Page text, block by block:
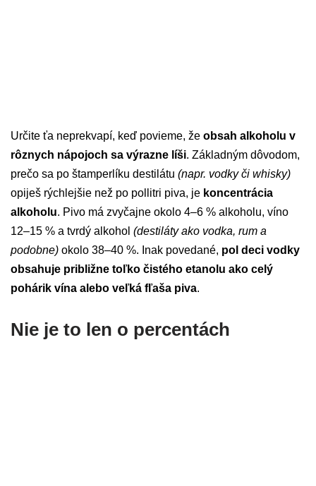
Určite ťa neprekvapí, keď povieme, že obsah alkoholu v
rôznych nápojoch sa výrazne líši. Základným dôvodom,
prečo sa po štamperlíku destilátu (napr. vodky či whisky)
opiješ rýchlejšie než po pollitri piva, je koncentrácia
alkoholu. Pivo má zvyčajne okolo 4–6 % alkoholu, víno
12–15 % a tvrdý alkohol (destiláty ako vodka, rum a
podobne) okolo 38–40 %. Inak povedané, pol deci vodky
obsahuje približne toľko čistého etanolu ako celý
pohárik vína alebo veľká fľaša piva.
Nie je to len o percentách